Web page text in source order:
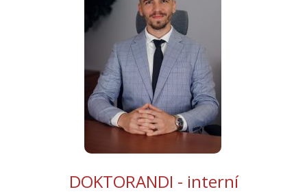
DOKTORANDI - interní